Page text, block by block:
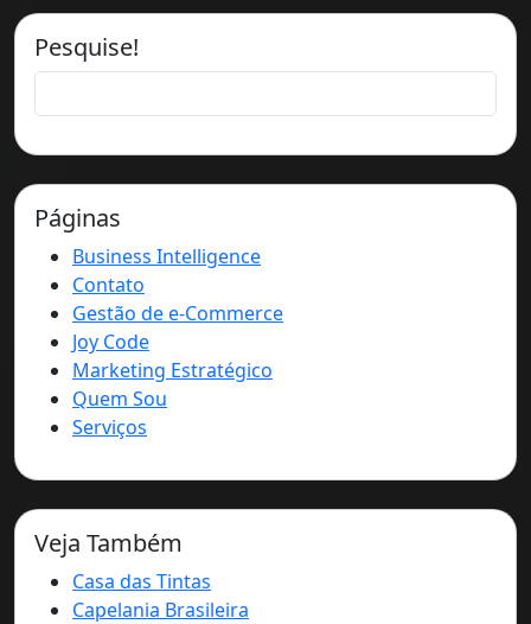
Pesquise!
Páginas
Business Intelligence
Contato
Gestão de e-Commerce
Joy Code
Marketing Estratégico
Quem Sou
Serviços
Veja Também
Casa das Tintas
Capelania Brasileira